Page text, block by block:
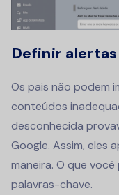
Definir
Os pais não podem
conteúdos
desconhecida
Google. Assim, eles
maneira. O que
palavras-chave.